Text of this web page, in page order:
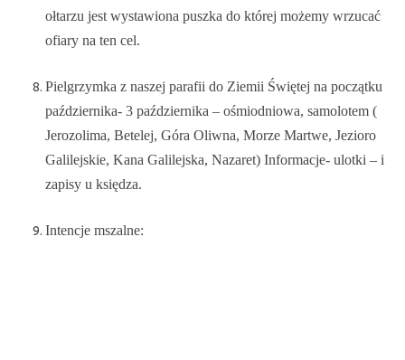
ołtarzu jest wystawiona puszka do której możemy wrzucać
ofiary na ten cel.
Pielgrzymka z naszej parafii do Ziemii Świętej na początku
października- 3 października – ośmiodniowa, samolotem (
Jerozolima, Betelej, Góra Oliwna, Morze Martwe, Jezioro
Galilejskie, Kana Galilejska, Nazaret) Informacje- ulotki – i
zapisy u księdza.
Intencje mszalne: